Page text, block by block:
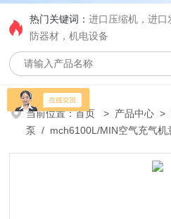
热门关键词：进口压缩机，进
防器材，机电设备
当前位置：首页 > 产品中心 >
泵 / mch6100L/MIN空气充气机